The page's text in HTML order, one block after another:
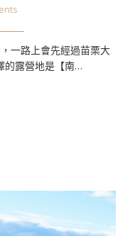
一路上會先經過苗栗大
的露營地是【南…